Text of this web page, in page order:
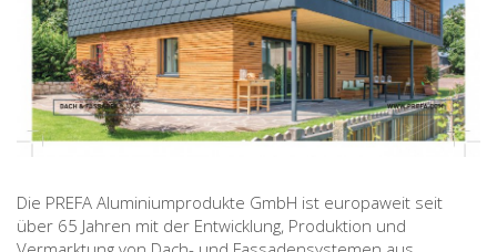
Die PREFA Aluminiumprodukte GmbH ist europaweit seit
über 65 Jahren mit der Entwicklung, Produktion und